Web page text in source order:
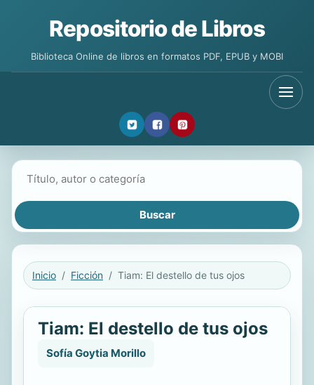
Repositorio de Libros
Biblioteca Online de libros en formatos PDF, EPUB y MOBI
Inicio Ficción Tiam: El destello de tus ojos
Tiam: El destello de tus ojos
Sofía Goytia Morillo